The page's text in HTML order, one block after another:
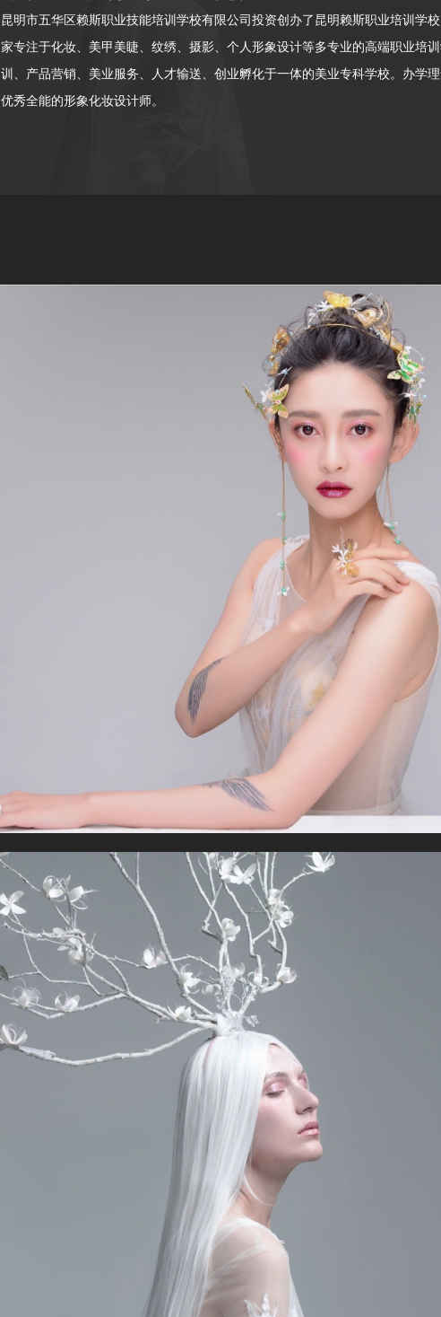
昆明市五华区赖斯职业技能培训学校有限公司投资创办了昆明赖斯职业培训学
家专注于化妆、美甲美睫、纹绣、摄影、个人形象设计等多专业的高端职业培
训、产品营销、美业服务、人才输送、创业孵化于一体的美业专科学校。办学
优秀全能的形象化妆设计师。